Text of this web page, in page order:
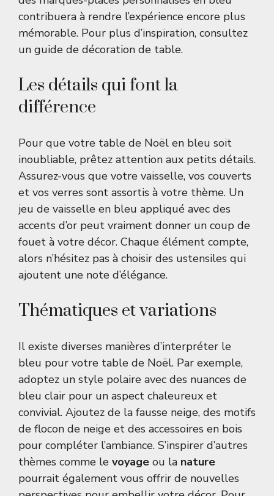
contribuera à rendre l’expérience encore plus
mémorable. Pour plus d’inspiration, consultez
un guide de décoration de table.
Les détails qui font la
différence
Pour que votre table de Noël en bleu soit
inoubliable, prêtez attention aux petits détails.
Assurez-vous que votre vaisselle, vos couverts
et vos verres sont assortis à votre thème. Un
jeu de vaisselle en bleu appliqué avec des
accents d’or peut vraiment donner un coup de
fouet à votre décor. Chaque élément compte,
alors n’hésitez pas à choisir des ustensiles qui
ajoutent une note d’élégance.
Thématiques et variations
Il existe diverses manières d’interpréter le
bleu pour votre table de Noël. Par exemple,
adoptez un style polaire avec des nuances de
bleu clair pour un aspect chaleureux et
convivial. Ajoutez de la fausse neige, des motifs
de flocon de neige et des accessoires en bois
pour compléter l’ambiance. S’inspirer d’autres
thèmes comme le voyage ou la nature
pourrait également vous offrir de nouvelles